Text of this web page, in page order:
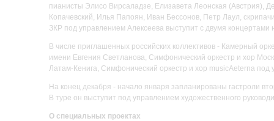
пианисты Элисо Вирсаладзе, Елизавета Леонская (Австрия),
Копачевский, Илья Папоян, Иван Бессонов, Петр Лаул,
ЗКР под управлением Алексеева выступит с двумя концертами
В числе приглашенных российских коллективов - Камерный
имени Евгения Светланова, Симфонический оркестр и хор
Латам-Кенига, Симфонический оркестр и хор musicAeterna под
На конец декабря - начало января запланированы гастроли
В туре он выступит под управлением художественного
О специальных проектах